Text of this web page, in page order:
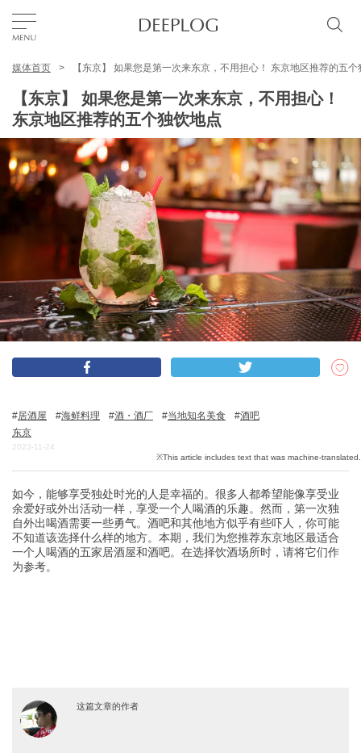
TOP
区域
简体中文
USD
关於DEEPLOG
隐私政策
联系我们
网站营运公司
招募旅游作家
媒体首页 【东京】 如果您是第一次来东京，不用担心！ 东京地区推荐的五个
【东京】 如果您是第一次来东京，不用担心！
东京地区推荐的五个独饮地点
居酒屋 海鲜料理 酒・酒厂 当地知名美食
酒吧
东京
2023-11-24
如今，能够享受独处时光的人是幸福的。很多人都希望能像享受业
余爱好或外出活动一样，享受一个人喝酒的乐趣。然而，第一次独
自外出喝酒需要一些勇气。酒吧和其他地方似乎有些吓人，你可能
不知道该选择什么样的地方。本期，我们为您推荐东京地区最适合
一个人喝酒的五家居酒屋和酒吧。在选择饮酒场所时，请将它们作
为参考。
这篇文章的作者